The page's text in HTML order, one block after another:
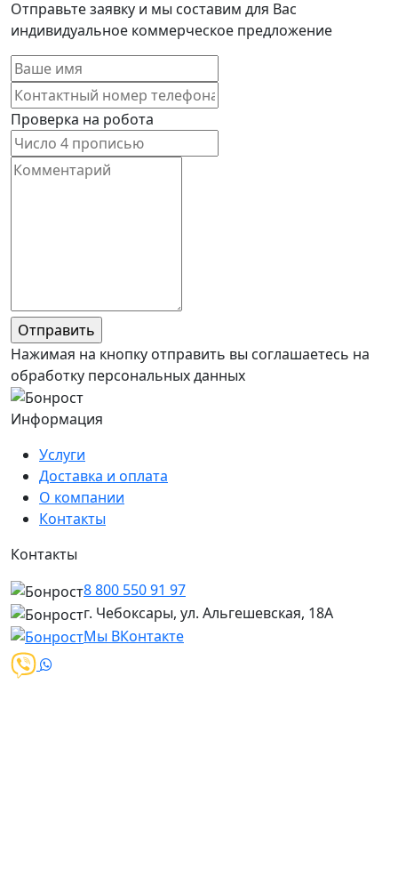
Отправьте заявку и мы составим для Вас
индивидуальное коммерческое предложение
Проверка на робота
Нажимая на кнопку отправить вы соглашаетесь на
обработку персональных данных
Информация
Услуги
Доставка и оплата
О компании
Контакты
Контакты
8 800 550 91 97
г. Чебоксары, ул. Альгешевская, 18А
Мы ВКонтакте